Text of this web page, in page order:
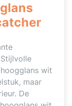
wit
maar
De